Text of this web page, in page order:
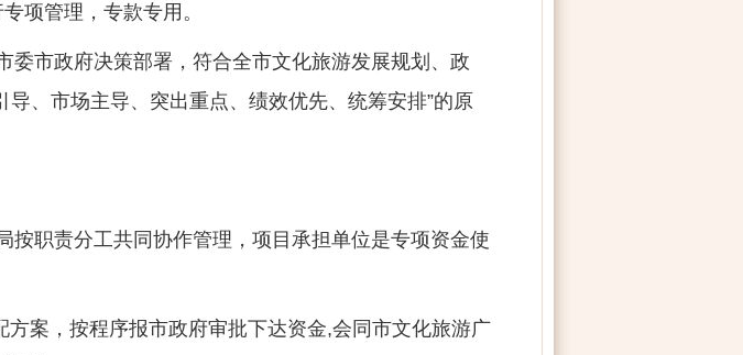
项管理，专款专用。
市政府决策部署，符合全市文化旅游发展规划、政
、市场主导、突出重点、绩效优先、统筹安排”的原
职责分工共同协作管理，项目承担单位是专项资金使
案，按程序报市政府审批下达资金,会同市文化旅游广